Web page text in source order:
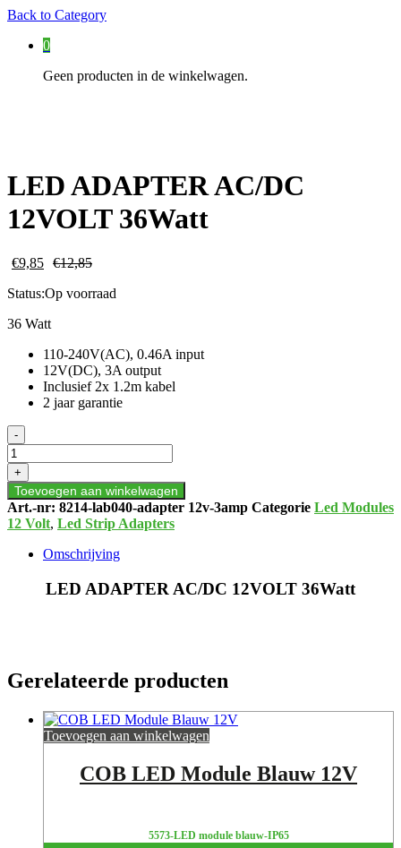
Back to Category
0
Geen producten in de winkelwagen.
LED ADAPTER AC/DC
12VOLT 36Watt
€9,85 €12,85
Status:Op voorraad
36 Watt
110-240V(AC), 0.46A input
12V(DC), 3A output
Inclusief 2x 1.2m kabel
2 jaar garantie
LED
ADAPTER
AC/DC
12VOLT
36Watt
aantal
-
+
Toevoegen aan winkelwagen
Art.-nr: 8214-lab040-adapter 12v-3amp Categorie Led Modules
12 Volt, Led Strip Adapters
Omschrijving
LED ADAPTER AC/DC 12VOLT 36Watt
Gerelateerde producten
Toevoegen aan winkelwagen
COB LED Module Blauw 12V
5573-LED module blauw-IP65